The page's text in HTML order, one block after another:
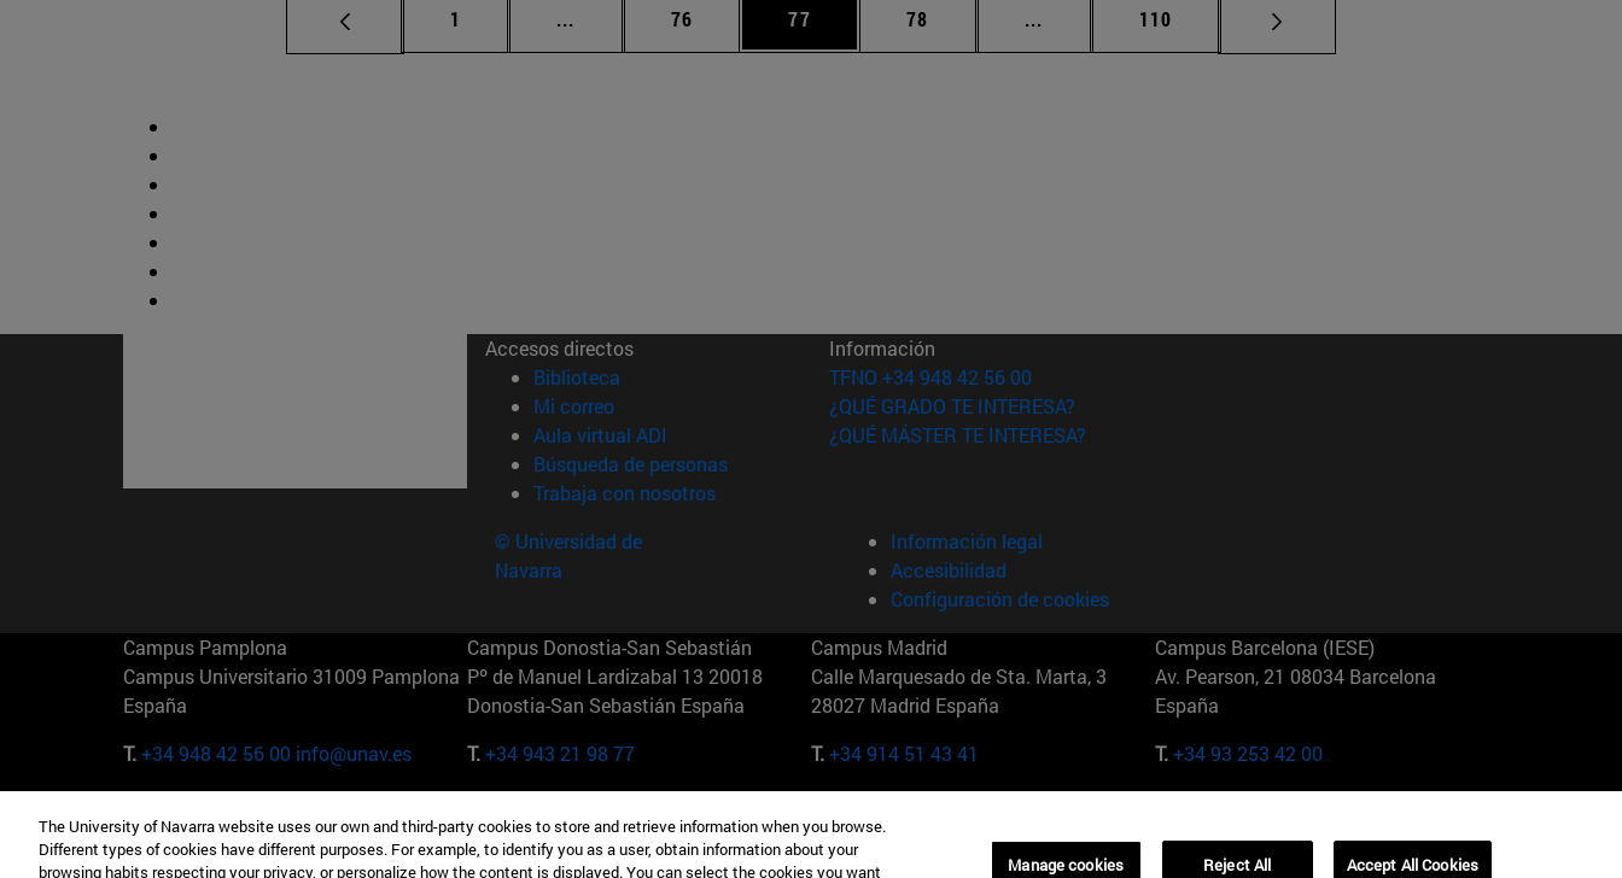
Página
1 ... Páginas intermedias Use TAB para desplazarse.
Página
76 Página
77 Página
78 ... Páginas intermedias Use TAB para desplazarse.
Página
110
Accesos directos
Biblioteca (abre en nueva ventana)
Mi correo(abre en nueva ventana)
Aula virtual ADI (abre en nueva ventana)
Búsqueda de personas(abre en nueva ventana)
Trabaja con nosotros(abre en nueva ventana)
Información
TFNO +34 948 42 56 00
¿QUÉ GRADO TE INTERESA?
¿QUÉ MÁSTER TE INTERESA?
© Universidad de
Navarra
Información legal
Accesibilidad
Configuración de cookies
Campus Pamplona
Campus Universitario 31009 Pamplona
España
T.+34 948 42 56 00 info@unav.es
Campus Donostia-San Sebastián
Pº de Manuel Lardizabal 13 20018
Donostia-San Sebastián España
T.+34 943 21 98 77
Campus Madrid
Calle Marquesado de Sta. Marta, 3
28027 Madrid España
T.+34 914 51 43 41
Campus Barcelona (IESE)
Av. Pearson, 21 08034 Barcelona
España
T.+34 93 253 42 00
Camino del Cerro Águila 3 28023
Madrid España
165 W 57th St 10019-2201 Nueva York
EE.UU
Maria-Theresia-Straße 15 81675
Múnich Alemania
01321001 Bela Vista Brasil
The University of Navarra website uses our own and third-party cookies to store and retrieve information when you browse.
Different types of cookies have different purposes. For example, to identify you as a user, obtain information about your
browsing habits respecting your privacy, or personalize how the content is displayed. You can select the cookies you want
Manage cookies Reject All Accept All Cookies